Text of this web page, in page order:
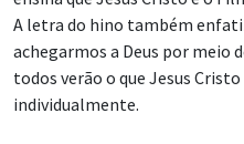
A letra do hino também
achegarmos a Deus por meio
todos verão o que Jesus
individualmente.